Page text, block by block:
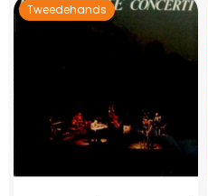
Tweedehands